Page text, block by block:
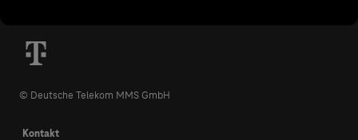
© Deutsche Telekom MMS GmbH
Kontakt